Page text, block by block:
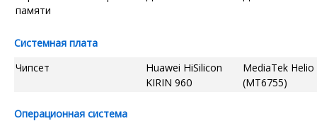
памяти
Системная плата
Чипсет
Huawei HiSilicon
KIRIN 960
MediaTek Helio
(MT6755)
Операционная система